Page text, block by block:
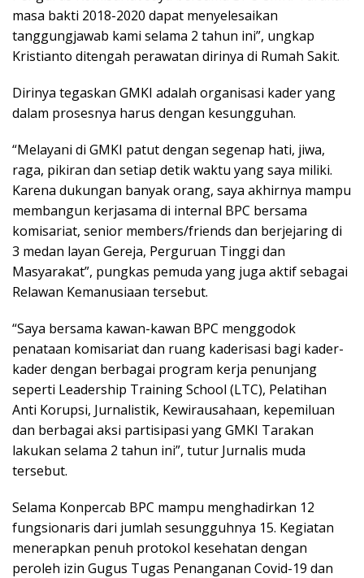
masa bakti 2018-2020 dapat menyelesaikan
tanggungjawab kami selama 2 tahun ini”, ungkap
Kristianto ditengah perawatan dirinya di Rumah Sakit.
Dirinya tegaskan GMKI adalah organisasi kader yang
dalam prosesnya harus dengan kesungguhan.
“Melayani di GMKI patut dengan segenap hati, jiwa,
raga, pikiran dan setiap detik waktu yang saya miliki.
Karena dukungan banyak orang, saya akhirnya mampu
membangun kerjasama di internal BPC bersama
komisariat, senior members/friends dan berjejaring di
3 medan layan Gereja, Perguruan Tinggi dan
Masyarakat”, pungkas pemuda yang juga aktif sebagai
Relawan Kemanusiaan tersebut.
“Saya bersama kawan-kawan BPC menggodok
penataan komisariat dan ruang kaderisasi bagi kader-
kader dengan berbagai program kerja penunjang
seperti Leadership Training School (LTC), Pelatihan
Anti Korupsi, Jurnalistik, Kewirausahaan, kepemiluan
dan berbagai aksi partisipasi yang GMKI Tarakan
lakukan selama 2 tahun ini”, tutur Jurnalis muda
tersebut.
Selama Konpercab BPC mampu menghadirkan 12
fungsionaris dari jumlah sesungguhnya 15. Kegiatan
menerapkan penuh protokol kesehatan dengan
peroleh izin Gugus Tugas Penanganan Covid-19 dan